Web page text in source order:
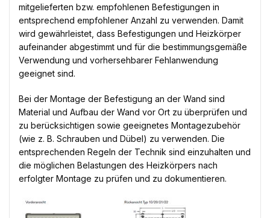
mitgelieferten bzw. empfohlenen Befestigungen in
entsprechend empfohlener Anzahl zu verwenden. Damit
wird gewährleistet, dass Befestigungen und Heizkörper
aufeinander abgestimmt und für die bestimmungsgemäße
Verwendung und vorhersehbarer Fehlanwendung
geeignet sind.
Bei der Montage der Befestigung an der Wand sind
Material und Aufbau der Wand vor Ort zu überprüfen und
zu berücksichtigen sowie geeignetes Montagezubehör
(wie z. B. Schrauben und Dübel) zu verwenden. Die
entsprechenden Regeln der Technik sind einzuhalten und
die möglichen Belastungen des Heizkörpers nach
erfolgter Montage zu prüfen und zu dokumentieren.